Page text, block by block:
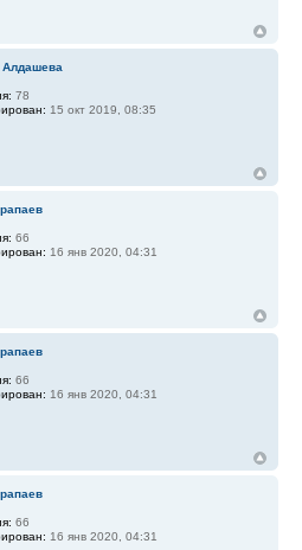
Алдашева
78
15 окт 2019, 08:35
66
16 янв 2020, 04:31
66
16 янв 2020, 04:31
66
16 янв 2020, 04:31